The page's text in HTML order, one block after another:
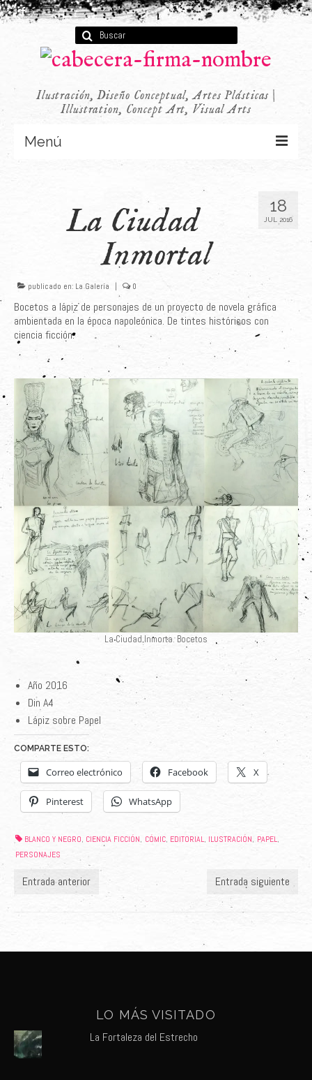
Buscar
por:
Ilustración, Diseño Conceptual, Artes Plásticas |
Illustration, Concept Art, Visual Arts
Menú
Últimos Proyectos
Sobre el Autor
Clientes
Adquiere su Obra
18
JUL 2016
La Ciudad
Inmortal
publicado en: La Galería | 0
Bocetos a lápiz de personajes de un proyecto de novela gráfica
ambientada en la época napoleónica. De tintes históricos con
ciencia ficción.
La Ciudad Inmorta. Bocetos
Año 2016
Din A4
Lápiz sobre Papel
COMPARTE ESTO:
Correo electrónico Facebook X
Pinterest WhatsApp
BLANCO Y NEGRO, CIENCIA FICCIÓN, CÓMIC, EDITORIAL, ILUSTRACIÓN, PAPEL,
PERSONAJES
Entrada anterior Entrada siguiente
LO MÁS VISITADO
La Fortaleza del Estrecho